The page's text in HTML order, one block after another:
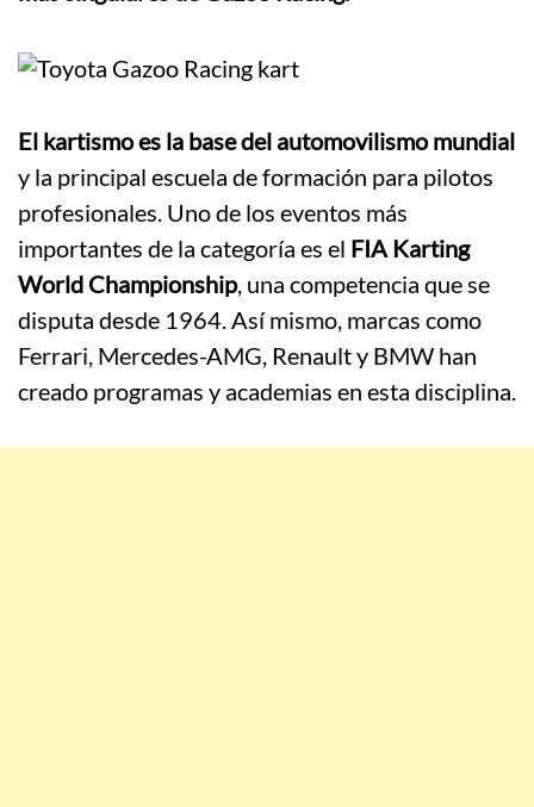
El kartismo es la base del automovilismo mundial
y la principal escuela de formación para pilotos
profesionales. Uno de los eventos más
importantes de la categoría es el FIA Karting
World Championship, una competencia que se
disputa desde 1964. Así mismo, marcas como
Ferrari, Mercedes-AMG, Renault y BMW han
creado programas y academias en esta disciplina.